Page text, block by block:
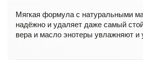
Мягкая формула с натуральными
надёжно и удаляет даже самый
вера и масло энотеры увлажняют и